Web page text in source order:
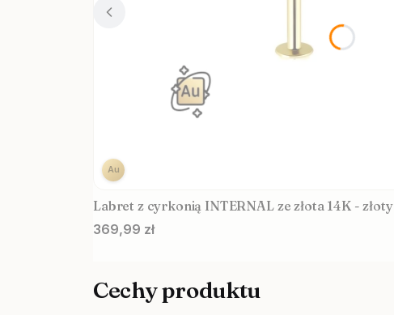
Au
Labret z cyrkonią INTERNAL ze złota 14K - złoty
Cena
369,99 zł
Cechy produktu